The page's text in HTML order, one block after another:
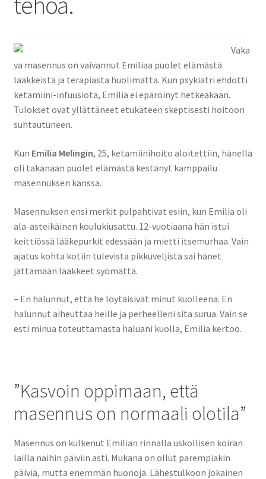
Vaka
va masennus on vaivannut Emiliaa puolet elämästä
lääkkeistä ja terapiasta huolimatta. Kun psykiatri ehdotti
ketamiini-infuusiota, Emilia ei epäröinyt hetkeäkään.
Tulokset ovat yllättäneet etukäteen skeptisesti hoitoon
suhtautuneen.
Kun Emilia Melingin, 25, ketamiinihoito aloitettiin, hänellä
oli takanaan puolet elämästä kestänyt kamppailu
masennuksen kanssa.
Masennuksen ensi merkit pulpahtivat esiin, kun Emilia oli
ala-asteikäinen koulukiusattu. 12-vuotiaana hän istui
keittiössä lääkepurkit edessään ja mietti itsemurhaa. Vain
ajatus kohta kotiin tulevista pikkuveljistä sai hänet
jättämään lääkkeet syömättä.
– En halunnut, että he löytäisivät minut kuolleena. En
halunnut aiheuttaa heille ja perheelleni sitä surua. Vain se
esti minua toteuttamasta haluani kuolla, Emilia kertoo.
”Kasvoin oppimaan, että
masennus on normaali olotila”
Masennus on kulkenut Emilian rinnalla uskollisen koiran
lailla näihin päiviin asti. Mukana on ollut parempiakin
päiviä, mutta enemmän huonoja. Lähestulkoon jokainen